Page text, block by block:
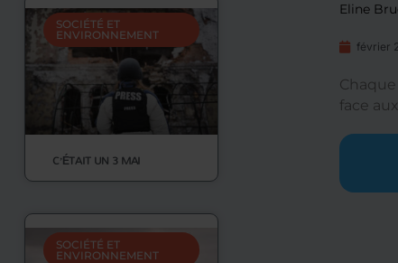
SOCIÉTÉ ET
ENVIRONNEMENT
C’ÉTAIT UN 3 MAI
SOCIÉTÉ ET
ENVIRONNEMENT
Eline
février
face